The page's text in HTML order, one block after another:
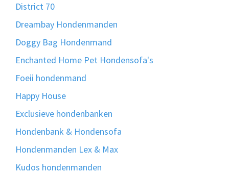
District 70
Dreambay Hondenmanden
Doggy Bag Hondenmand
Enchanted Home Pet Hondensofa's
Foeii hondenmand
Happy House
Exclusieve hondenbanken
Hondenbank & Hondensofa
Hondenmanden Lex & Max
Kudos hondenmanden